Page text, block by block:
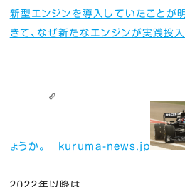
新型エンジンを導入していたことが
きて、なぜ新たなエンジンが実践投
ょうか。 kuruma-news.jp
２０２２年以降は